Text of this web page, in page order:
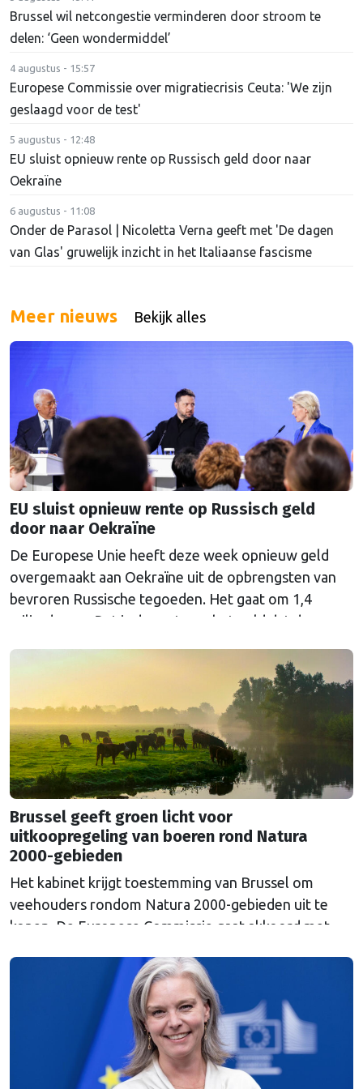
Brussel wil netcongestie verminderen door stroom te
delen: ‘Geen wondermiddel’
4 augustus - 15:57
Europese Commissie over migratiecrisis Ceuta: 'We zijn
geslaagd voor de test'
5 augustus - 12:48
EU sluist opnieuw rente op Russisch geld door naar
Oekraïne
6 augustus - 11:08
Onder de Parasol | Nicoletta Verna geeft met 'De dagen
van Glas' gruwelijk inzicht in het Italiaanse fascisme
Meer nieuws Bekijk alles
EU sluist opnieuw rente op Russisch geld
door naar Oekraïne
De Europese Unie heeft deze week opnieuw geld
overgemaakt aan Oekraïne uit de opbrengsten van
bevroren Russische tegoeden. Het gaat om 1,4
miljard euro. Dat is de rente op het geld dat de
Euroclear parkeerde. De EU bevroor dat geld na de
Continued
Brussel geeft groen licht voor
uitkoopregeling van boeren rond Natura
2000-gebieden
Het kabinet krijgt toestemming van Brussel om
veehouders rondom Natura 2000-gebieden uit te
kopen. De Europese Commissie gaat akkoord met